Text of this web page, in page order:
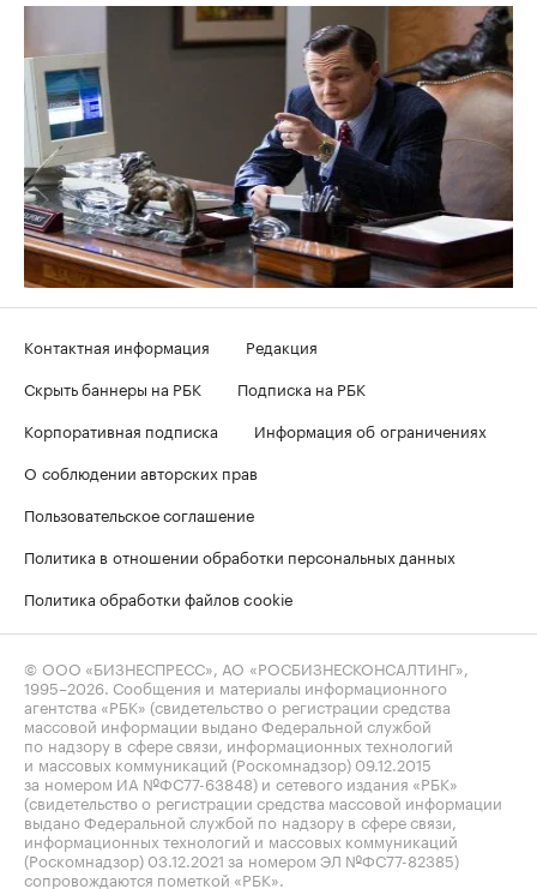
Контактная информация
Редакция
Скрыть баннеры на РБК
Подписка на РБК
Корпоративная подписка
Информация об ограничениях
О соблюдении авторских прав
Пользовательское соглашение
Политика в отношении обработки персональных данных
Политика обработки файлов cookie
© ООО «БИЗНЕСПРЕСС», АО «РОСБИЗНЕСКОНСАЛТИНГ»,
1995–2026. Сообщения и материалы информационного
агентства «РБК» (свидетельство о регистрации средства
массовой информации выдано Федеральной службой
по надзору в сфере связи, информационных технологий
и массовых коммуникаций (Роскомнадзор) 09.12.2015
за номером ИА №ФС77-63848) и сетевого издания «РБК»
(свидетельство о регистрации средства массовой информации
выдано Федеральной службой по надзору в сфере связи,
информационных технологий и массовых коммуникаций
(Роскомнадзор) 03.12.2021 за номером ЭЛ №ФС77-82385)
сопровождаются пометкой «РБК».